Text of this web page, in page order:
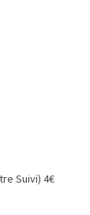
Suivi) 4€